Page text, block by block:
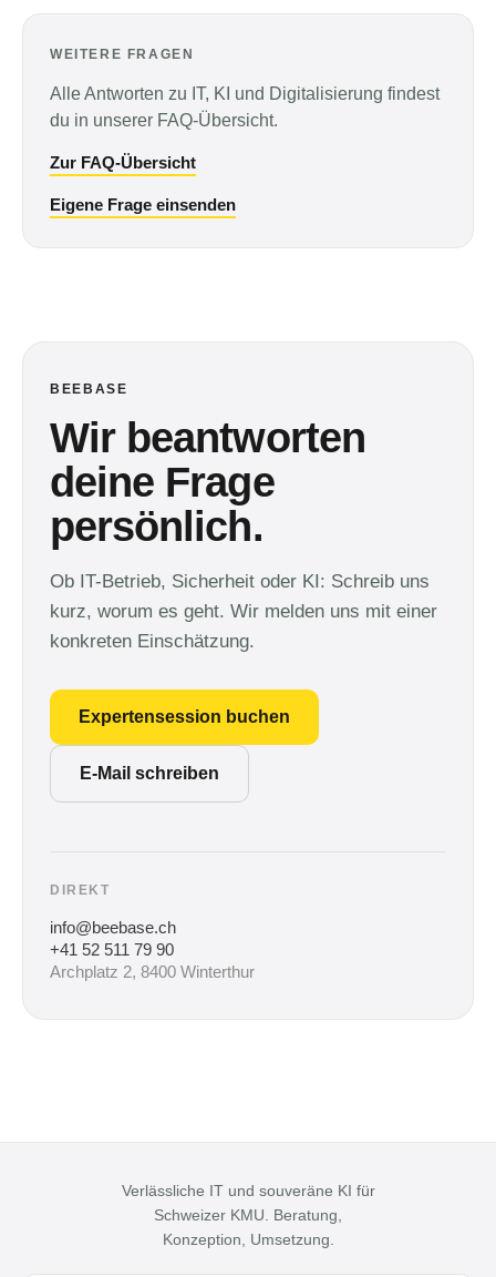
WEITERE FRAGEN
Alle Antworten zu IT, KI und Digitalisierung findest
du in unserer FAQ-Übersicht.
Zur FAQ-Übersicht
Eigene Frage einsenden
BEEBASE
Wir beantworten
deine Frage
persönlich.
Ob IT-Betrieb, Sicherheit oder KI: Schreib uns
kurz, worum es geht. Wir melden uns mit einer
konkreten Einschätzung.
Expertensession buchen
E-Mail schreiben
DIREKT
info@beebase.ch
+41 52 511 79 90
Archplatz 2, 8400 Winterthur
Verlässliche IT und souveräne KI für
Schweizer KMU. Beratung,
Konzeption, Umsetzung.